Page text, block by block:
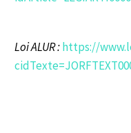
Loi ALUR :https://